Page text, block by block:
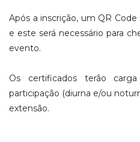
Após a inscrição, um QR
e este será necessário para
evento.
Os certificados terão
participação (diurna e/ou
extensão.